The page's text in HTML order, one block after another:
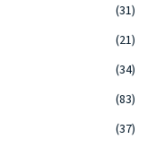
(31)
(21)
(34)
(83)
(37)